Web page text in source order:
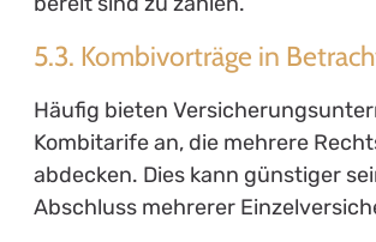
5.3. Kombivorträge in
Häufig bieten
Kombitarife an, die mehrere
abdecken. Dies kann günstiger
Abschluss mehrerer